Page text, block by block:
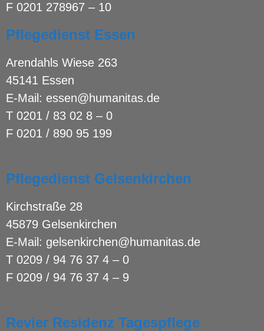
F 0201 278967 – 10
Pflegedienst Essen
Arendahls Wiese 263
45141 Essen
E-Mail: essen@humanitas.de
T 0201 / 83 02 8 – 0
F 0201 / 890 95 199
Pflegedienst Gelsenkirchen
Kirchstraße 28
45879 Gelsenkirchen
E-Mail: gelsenkirchen@humanitas.de
T 0209 / 94 76 37 4 – 0
F 0209 / 94 76 37 4 – 9
Revier Residenz Tagespflege